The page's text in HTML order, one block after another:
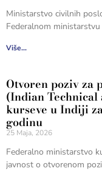
Ministarstvo civilnih
Federalnom
Više...
Otvoren poziv za
(Indian Technical
kurseve u Indiji
godinu
25 Maja, 2026
Federalno ministarstvo
javnost o otvorenom